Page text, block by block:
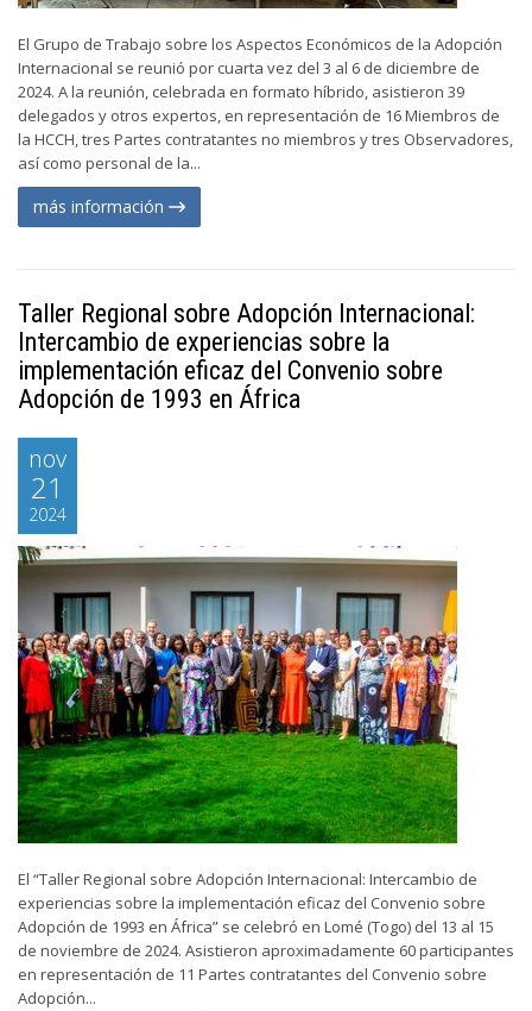
El Grupo de Trabajo sobre los Aspectos Económicos de la Adopción
Internacional se reunió por cuarta vez del 3 al 6 de diciembre de
2024. A la reunión, celebrada en formato híbrido, asistieron 39
delegados y otros expertos, en representación de 16 Miembros de
la HCCH, tres Partes contratantes no miembros y tres Observadores,
así como personal de la...
más información
Taller Regional sobre Adopción Internacional:
Intercambio de experiencias sobre la
implementación eficaz del Convenio sobre
Adopción de 1993 en África
nov
21
2024
El “Taller Regional sobre Adopción Internacional: Intercambio de
experiencias sobre la implementación eficaz del Convenio sobre
Adopción de 1993 en África” se celebró en Lomé (Togo) del 13 al 15
de noviembre de 2024. Asistieron aproximadamente 60 participantes
en representación de 11 Partes contratantes del Convenio sobre
Adopción...